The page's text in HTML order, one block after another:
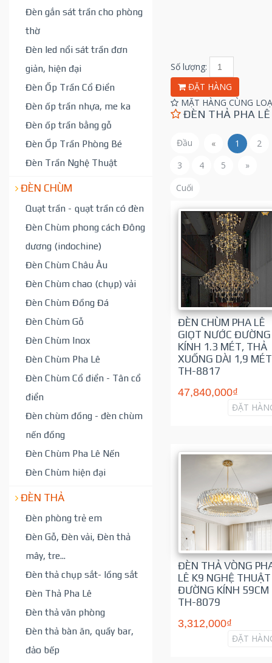
Đèn gắn sát trần cho phòng
thờ
Đèn led nổi sát trần đơn
giản, hiện đại
Đèn Ốp Trần Cổ Điển
Đèn ốp trần nhựa, me ka
Đèn ốp trần bằng gỗ
Đèn Ốp Trần Phòng Bé
Đèn Trần Nghệ Thuật
ĐÈN CHÙM
Quạt trần - quạt trần có đèn
Đèn Chùm phong cách Đông
dương (indochine)
Đèn Chùm Châu Âu
Đèn Chùm chao (chụp) vải
Đèn Chùm Đồng Đá
Đèn Chùm Gỗ
Đèn Chùm Inox
Đèn Chùm Pha Lê
Đèn Chùm Cổ điển - Tân cổ
điển
Đèn chùm đồng - đèn chùm
nến đồng
Đèn Chùm Pha Lê Nến
Đèn Chùm hiện đại
ĐÈN THẢ
Đèn phòng trẻ em
Đèn Gỗ, Đèn vải, Đèn thả
mây, tre...
Đèn thả chụp sắt- lồng sắt
Đèn Thả Pha Lê
Đèn thả văn phòng
Đèn thả bàn ăn, quầy bar,
đảo bếp
Số lượng:
ĐẶT HÀNG
MẶT HÀNG CÙNG
ĐÈN THẢ PHA LÊ
Đầu « 1
2
3
4 5
»
Cuối
ĐÈN CHÙM PHA LÊ
GIỌT NƯỚC ĐƯỜNG
KÍNH 1.3 MÉT, THẢ
XUỐNG DÀI 1,9 MÉT
TH-8817
47,840,000₫
ĐẶT
ĐÈN THẢ VÒNG
LÊ K9 NGHỆ THUẬT
ĐƯỜNG KÍNH 59CM
TH-8079
3,312,000₫
ĐẶT